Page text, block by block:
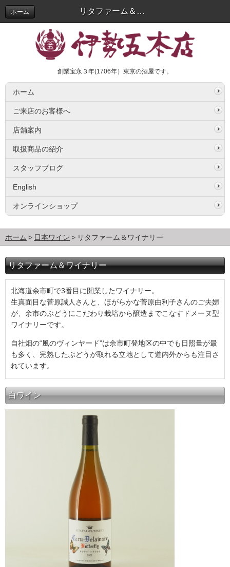
リタファーム＆ワイナリー
ホーム
創業宝永３年(1706年）東京の酒屋です。
ホーム
ご来店のお客様へ
店舗案内
取扱商品の紹介
スタッフブログ
English
オンラインショップ
ホーム 日本ワイン リタファーム＆ワイナリー
リタファーム＆ワイナリー
北海道余市町で3番目に開業したワイナリー。
生真面目な菅原誠人さんと、ほがらかな菅原由利子さんのご夫婦
が、余市のぶどうにこだわり栽培から醸造までこなすドメーヌ型
ワイナリーです。
自社畑の“風のヴィンヤード”は余市町登地区の中でも日照量が最
も多く、完熟したぶどうが取れる立地として道内外からも注目さ
れています。
白ワイン